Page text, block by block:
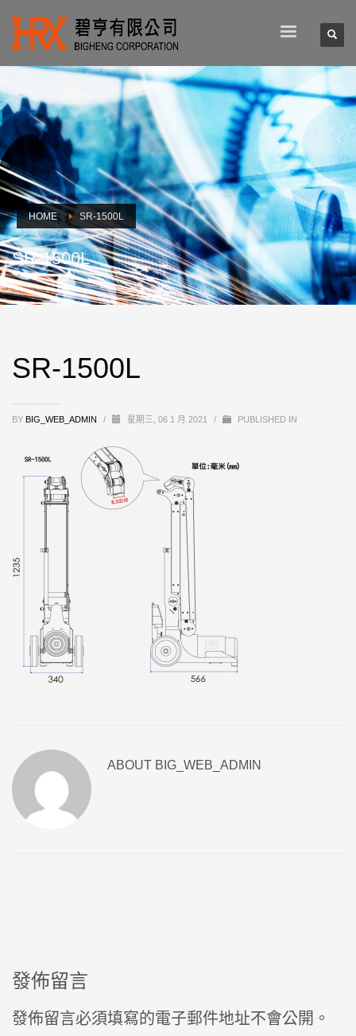
HOME SR-1500L
SR-1500L
SR-1500L
BY BIG_WEB_ADMIN / 星期三, 06 1 月 2021 / PUBLISHED IN
ABOUT BIG_WEB_ADMIN
發佈留言
發佈留言必須填寫的電子郵件地址不會公開。